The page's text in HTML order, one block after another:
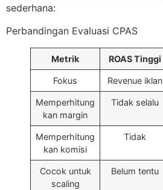
sederhana:
Perbandingan Evaluasi CPAS
Metrik ROAS Tinggi
Fokus Revenue iklan
Memperhitung
kan margin
Tidak selalu
Memperhitung
kan komisi
Tidak
Cocok untuk
scaling
Belum tentu